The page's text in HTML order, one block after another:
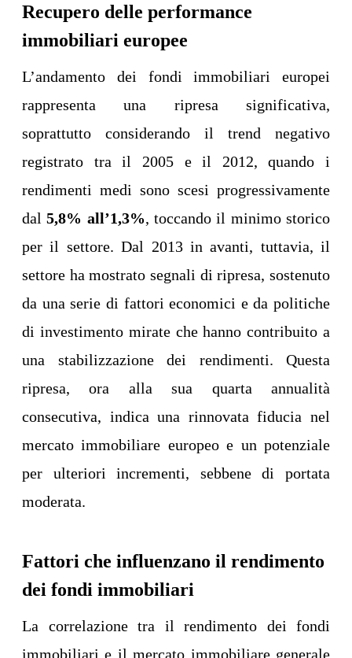
Recupero delle performance
immobiliari europee
L’andamento dei fondi immobiliari europei
rappresenta una ripresa significativa,
soprattutto considerando il trend negativo
registrato tra il 2005 e il 2012, quando i
rendimenti medi sono scesi progressivamente
dal5,8% all’1,3%, toccando il minimo storico
per il settore. Dal 2013 in avanti, tuttavia, il
settore ha mostrato segnali di ripresa, sostenuto
da una serie di fattori economici e da politiche
di investimento mirate che hanno contribuito a
una stabilizzazione dei rendimenti. Questa
ripresa, ora alla sua quarta annualità
consecutiva, indica una rinnovata fiducia nel
mercato immobiliare europeo e un potenziale
per ulteriori incrementi, sebbene di portata
moderata.
Fattori che influenzano il rendimento
dei fondi immobiliari
La correlazione tra il rendimento dei fondi
immobiliari e il mercato immobiliare generale